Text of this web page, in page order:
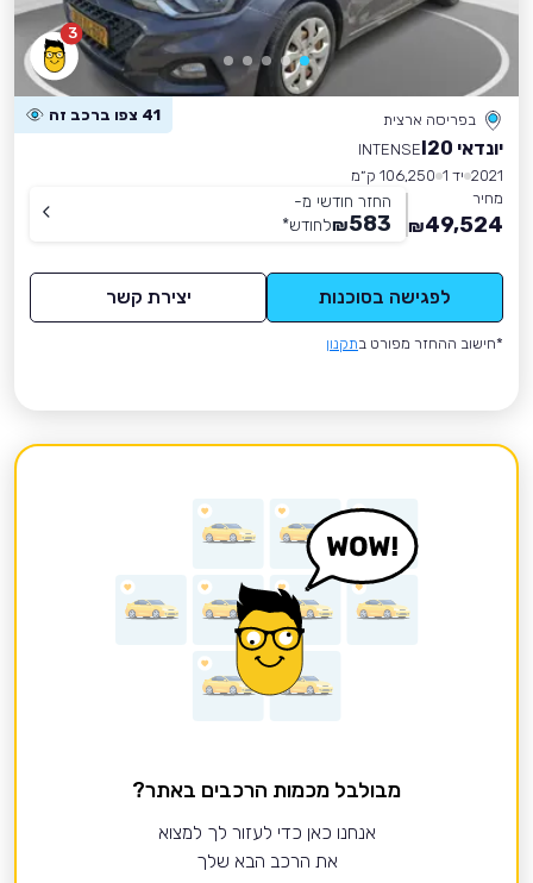
3
בפריסה ארצית 41 צפו ברכב זה
יונדאי I20
INTENSE
2021 יד 1
106,250 ק״מ
מחיר
49,524
₪
החזר חודשי מ-
583
₪לחודש*
לפגישה בסוכנות יצירת קשר
*חישוב ההחזר מפורט בתקנון
מבולבל מכמות הרכבים באתר?
אנחנו כאן כדי לעזור לך למצוא
את הרכב הבא שלך